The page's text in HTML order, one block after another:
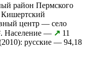
район Пермского
Кишертский
центр — село
Население — ↗ 11
русские — 94,18